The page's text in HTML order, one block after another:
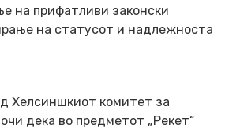
на прифатливи законски
на статусот и надлежноста
Хелсиншкиот комитет за
дека во предметот „Рекет“